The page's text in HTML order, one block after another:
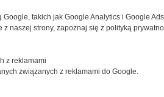
one zamieszczane w Twoim
W każdym momencie możesz
przeglądarki dotyczących
się z naszą
o cookies
Google, takich jak Google Analytics i Google
z naszej strony, zapoznaj się z polityką
z reklamami
związanych z reklamami do Google.